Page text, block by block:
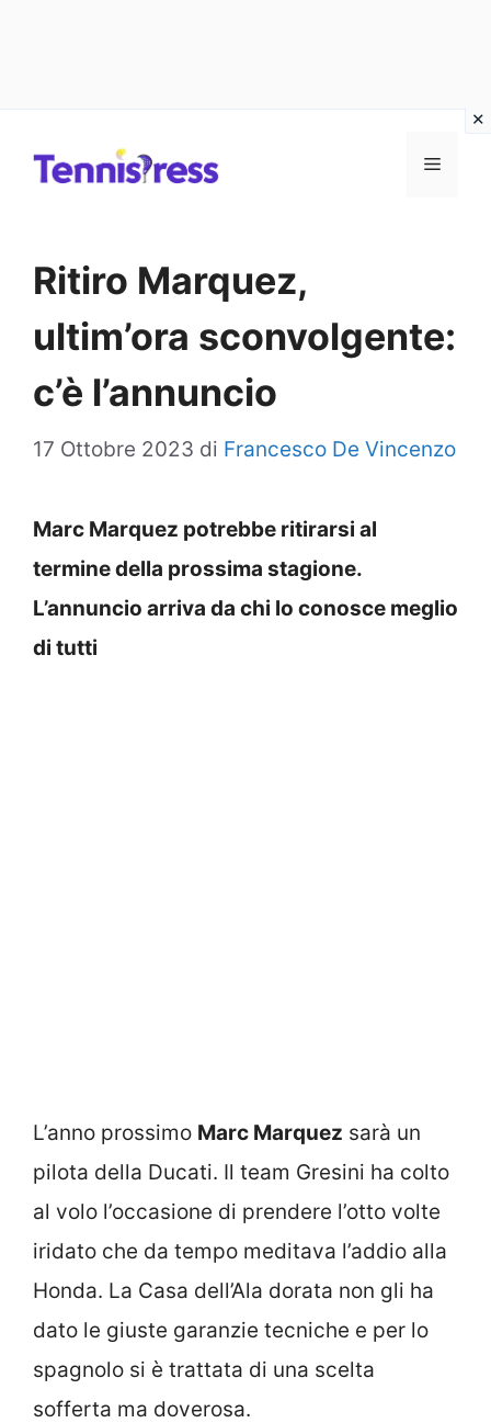
MENU
Ritiro Marquez,
ultim’ora sconvolgente:
c’è l’annuncio
17 Ottobre 2023 di Francesco De Vincenzo
Marc Marquez potrebbe ritirarsi al
termine della prossima stagione.
L’annuncio arriva da chi lo conosce meglio
di tutti
L’anno prossimo Marc Marquez sarà un
pilota della Ducati. Il team Gresini ha colto
al volo l’occasione di prendere l’otto volte
iridato che da tempo meditava l’addio alla
Honda. La Casa dell’Ala dorata non gli ha
dato le giuste garanzie tecniche e per lo
spagnolo si è trattata di una scelta
sofferta ma doverosa.